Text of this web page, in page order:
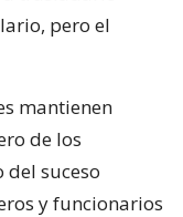
pero el
mantienen
de los
del suceso
y funcionarios